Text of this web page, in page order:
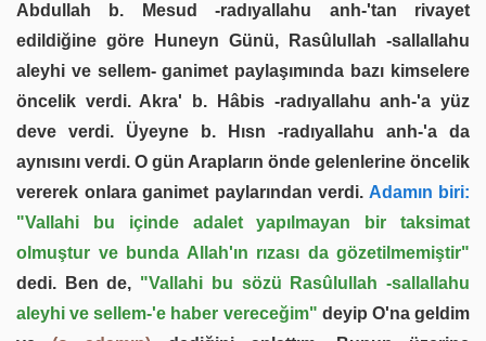
Abdullah b. Mesud -radıyallahu anh-'tan rivayet
edildiğine göre Huneyn Günü, Rasûlullah -sallallahu
aleyhi ve sellem- ganimet paylaşımında bazı kimselere
öncelik verdi. Akra' b. Hâbis -radıyallahu anh-'a yüz
deve verdi. Üyeyne b. Hısn -radıyallahu anh-'a da
aynısını verdi. O gün Arapların önde gelenlerine öncelik
vererek onlara ganimet paylarından verdi. Adamın biri:
"Vallahi bu içinde ada­let yapılmayan bir taksimat
olmuştur ve bunda Allah'ın rızası da gözetilmemiştir"
dedi. Ben de, "Vallahi bu sözü Rasûlullah -sallallahu
aleyhi ve sellem-'e haber vereceğim" deyip O'na geldim